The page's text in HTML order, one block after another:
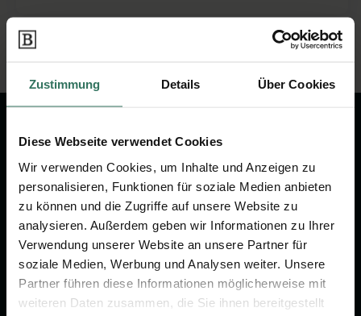
Zustimmung Details Über Cookies
Diese Webseite verwendet Cookies
Wir verwenden Cookies, um Inhalte und Anzeigen zu
personalisieren, Funktionen für soziale Medien anbieten
zu können und die Zugriffe auf unsere Website zu
analysieren. Außerdem geben wir Informationen zu Ihrer
Verwendung unserer Website an unsere Partner für
soziale Medien, Werbung und Analysen weiter. Unsere
Partner führen diese Informationen möglicherweise mit
weiteren Daten zusammen, die Sie ihnen bereitgestellt
Wir sind Ihr Ansprechpartner rund
um das Thema Bestattung &
Vorsorge.
Jetzt beraten lassen